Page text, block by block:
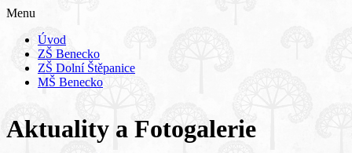
Menu
Úvod
ZŠ Benecko
ZŠ Dolní Štěpanice
MŠ Benecko
Aktuality a Fotogalerie